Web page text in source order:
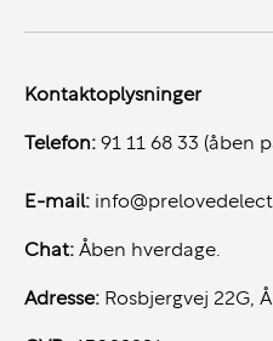
grafik.
ThinkPad-kvalitet – robust
ThinkPad T15p Gen 2 er
Kontaktoplysninger
Telefon: 91 11 68 33 (åben
E-mail:
Chat: Åben hverdage.
Adresse: Rosbjergvej 22G,